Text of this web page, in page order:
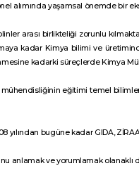
alımında yaşamsal önemde
arası birlikteliği zorunlu
kadar Kimya bilimi ve
kadarki süreçlerde Kimya
eğitimi temel
yılından bugüne kadar GIDA,
anlamak ve yorumlamak